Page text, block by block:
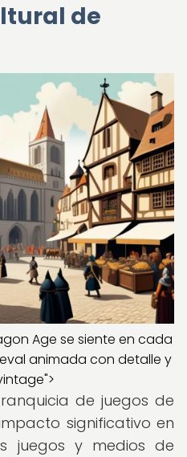
de
Age se siente en cada
animada con detalle y
de juegos de
significativo en
juegos y medios de